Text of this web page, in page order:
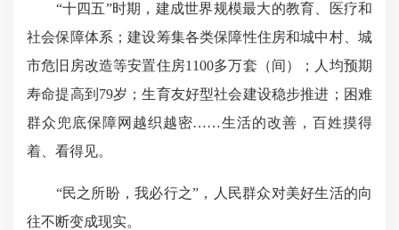
“十四五”时期，建成世界规模最大的教育、医疗和
社会保障体系；建设筹集各类保障性住房和城中村、城
市危旧房改造等安置住房1100多万套（间）；人均预期
寿命提高到79岁；生育友好型社会建设稳步推进；困难
群众兜底保障网越织越密……生活的改善，百姓摸得
着、看得见。
“民之所盼，我必行之”，人民群众对美好生活的向
往不断变成现实。